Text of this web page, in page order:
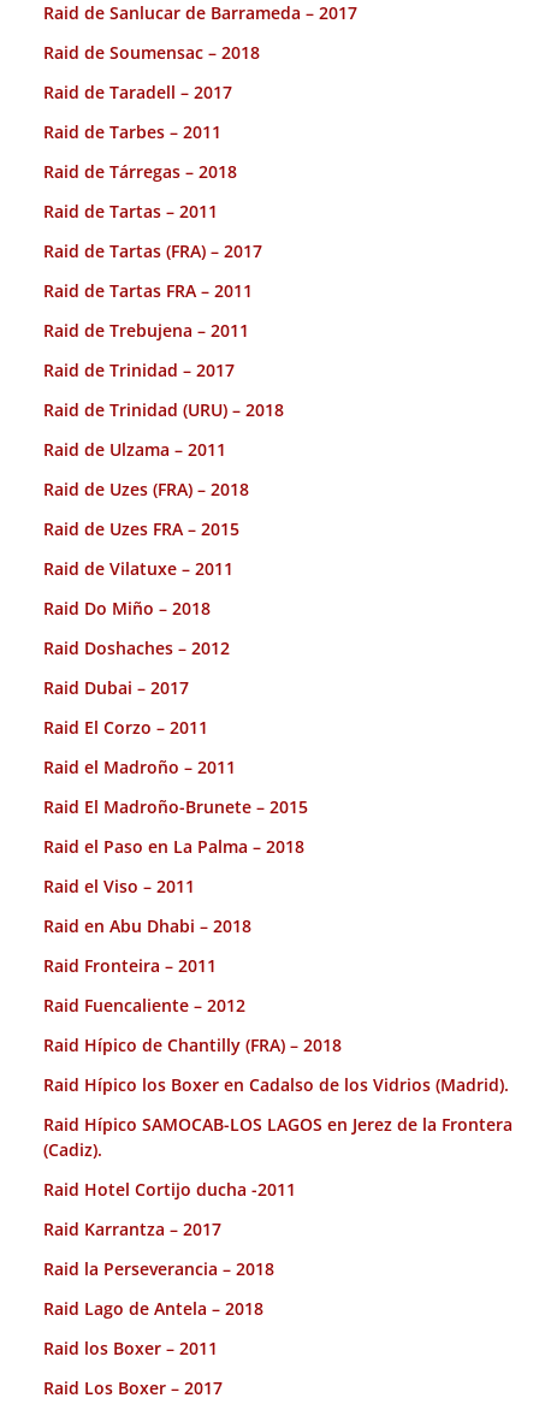
Raid de Sanlucar de Barrameda – 2017
Raid de Soumensac – 2018
Raid de Taradell – 2017
Raid de Tarbes – 2011
Raid de Tárregas – 2018
Raid de Tartas – 2011
Raid de Tartas (FRA) – 2017
Raid de Tartas FRA – 2011
Raid de Trebujena – 2011
Raid de Trinidad – 2017
Raid de Trinidad (URU) – 2018
Raid de Ulzama – 2011
Raid de Uzes (FRA) – 2018
Raid de Uzes FRA – 2015
Raid de Vilatuxe – 2011
Raid Do Miño – 2018
Raid Doshaches – 2012
Raid Dubai – 2017
Raid El Corzo – 2011
Raid el Madroño – 2011
Raid El Madroño-Brunete – 2015
Raid el Paso en La Palma – 2018
Raid el Viso – 2011
Raid en Abu Dhabi – 2018
Raid Fronteira – 2011
Raid Fuencaliente – 2012
Raid Hípico de Chantilly (FRA) – 2018
Raid Hípico los Boxer en Cadalso de los Vidrios (Madrid).
Raid Hípico SAMOCAB-LOS LAGOS en Jerez de la Frontera
(Cadiz).
Raid Hotel Cortijo ducha -2011
Raid Karrantza – 2017
Raid la Perseverancia – 2018
Raid Lago de Antela – 2018
Raid los Boxer – 2011
Raid Los Boxer – 2017